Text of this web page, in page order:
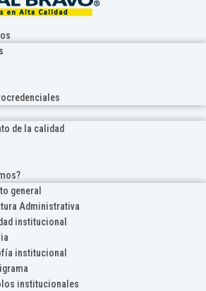
de la calidad
general
Administrativa
institucional
institucional
institucionales